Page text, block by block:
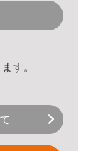
す。